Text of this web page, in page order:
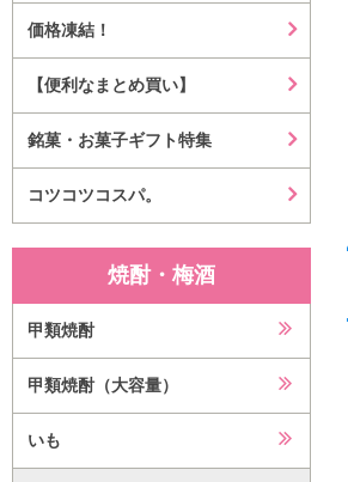
価格凍結！
【便利なまとめ買い】
銘菓・お菓子ギフト特集
コツコツコスパ。
焼酎・梅酒
甲類焼酎
甲類焼酎（大容量）
いも